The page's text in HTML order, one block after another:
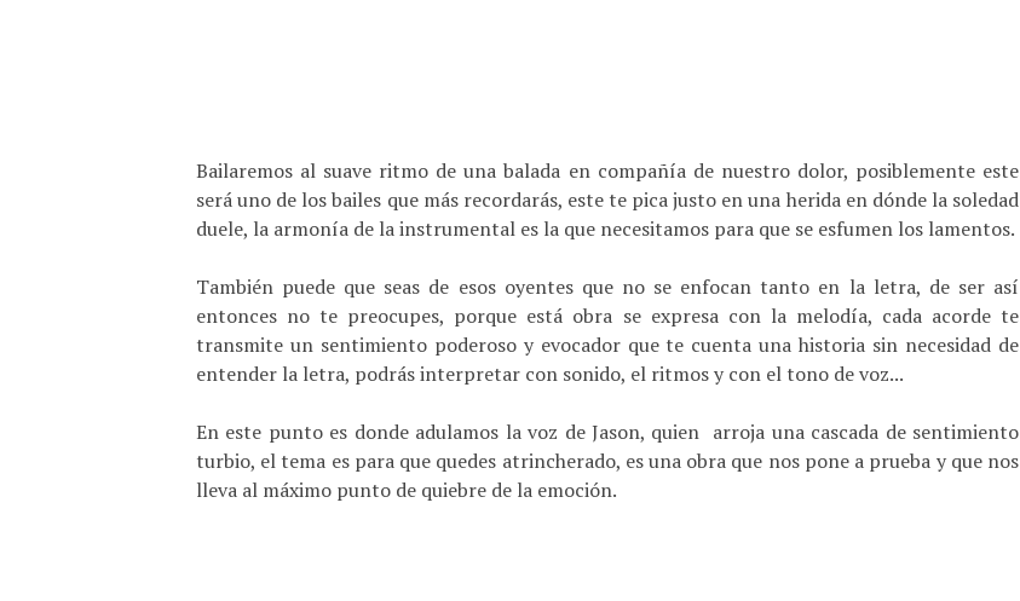
Bailaremos al suave ritmo de una balada en compañía de nuestro dolor, posiblemente este
será uno de los bailes que más recordarás, este te pica justo en una herida en dónde la soledad
duele, la armonía de la instrumental es la que necesitamos para que se esfumen los lamentos.
También puede que seas de esos oyentes que no se enfocan tanto en la letra, de ser así
entonces no te preocupes, porque está obra se expresa con la melodía, cada acorde te
transmite un sentimiento poderoso y evocador que te cuenta una historia sin necesidad de
entender la letra, podrás interpretar con sonido, el ritmos y con el tono de voz...
En este punto es donde adulamos la voz de Jason, quien arroja una cascada de sentimiento
turbio, el tema es para que quedes atrincherado, es una obra que nos pone a prueba y que nos
lleva al máximo punto de quiebre de la emoción.